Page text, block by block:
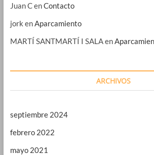
Juan CenContacto
jork en Aparcamiento
MARTÍ SANTMARTÍ I SALAen
ARCHIVOS
septiembre 2024
febrero 2022
mayo 2021